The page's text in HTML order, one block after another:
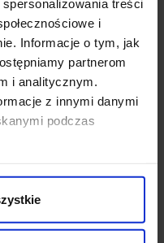
treści
i
Informacje o tym, jak
partnerom
i analitycznym.
z innymi danymi
podczas
SIĘ UBRAĆ NA
GARNITURU? JAKI KOLOR
LETNI
DO SPODNI?
NAJLEPSZA? CZY DO